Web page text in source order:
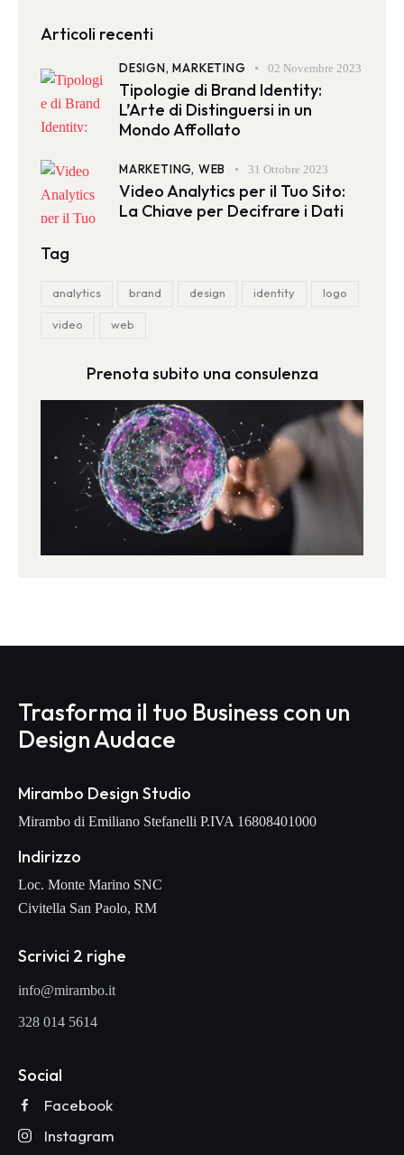
Articoli recenti
DESIGN,MARKETING 02 Novembre 2023
Tipologie di Brand Identity:
L’Arte di Distinguersi in un
Mondo Affollato
MARKETING, WEB 31 Ottobre 2023
Video Analytics per il Tuo Sito:
La Chiave per Decifrare i Dati
Tag
analytics brand design identity logo
video web
Prenota subito una consulenza
Trasforma il tuo Business con un
Design Audace
Mirambo Design Studio
Mirambo di Emiliano Stefanelli P.IVA 16808401000
Indirizzo
Loc. Monte Marino SNC
Civitella San Paolo, RM
Scrivici 2 righe
info@mirambo.it
328 014 5614
Social
Facebook
Instagram